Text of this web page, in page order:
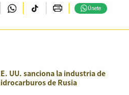
Únete
UU. sanciona la industria de
de Rusia